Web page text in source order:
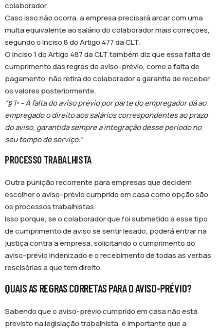
colaborador.
Caso isso não ocorra, a empresa precisará arcar com uma
multa equivalente ao salário do colaborador mais correções,
segundo o Inciso 8 do Artigo 477 da CLT.
O Inciso 1 do Artigo 487 da CLT também diz que essa falta de
cumprimento das regras do aviso-prévio, como a falta de
pagamento, não retira do colaborador a garantia de receber
os valores posteriormente.
“§ 1º – A falta do aviso prévio por parte do empregador dá ao
empregado o direito aos salários correspondentes ao prazo
do aviso, garantida sempre a integração desse período no
seu tempo de serviço.”
PROCESSO TRABALHISTA
Outra punição recorrente para empresas que decidem
escolher o aviso-prévio cumprido em casa como opção são
os processos trabalhistas.
Isso porque, se o colaborador que foi submetido a esse tipo
de cumprimento de aviso se sentir lesado, poderá entrar na
justiça contra a empresa, solicitando o cumprimento do
aviso-prévio indenizado e o recebimento de todas as verbas
rescisórias a que tem direito.
QUAIS AS REGRAS CORRETAS PARA O AVISO-PRÉVIO?
Sabendo que o aviso-prévio cumprido em casa não está
previsto na legislação trabalhista, é importante que a